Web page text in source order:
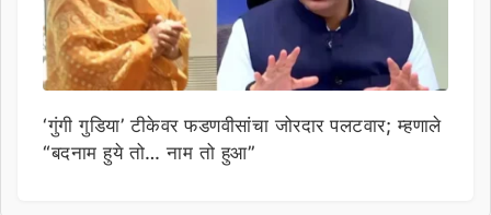
‘गुंगी गुडिया’ टीकेवर फडणवीसांचा जोरदार पलटवार; म्हणाले
“बदनाम हुये तो… नाम तो हुआ”